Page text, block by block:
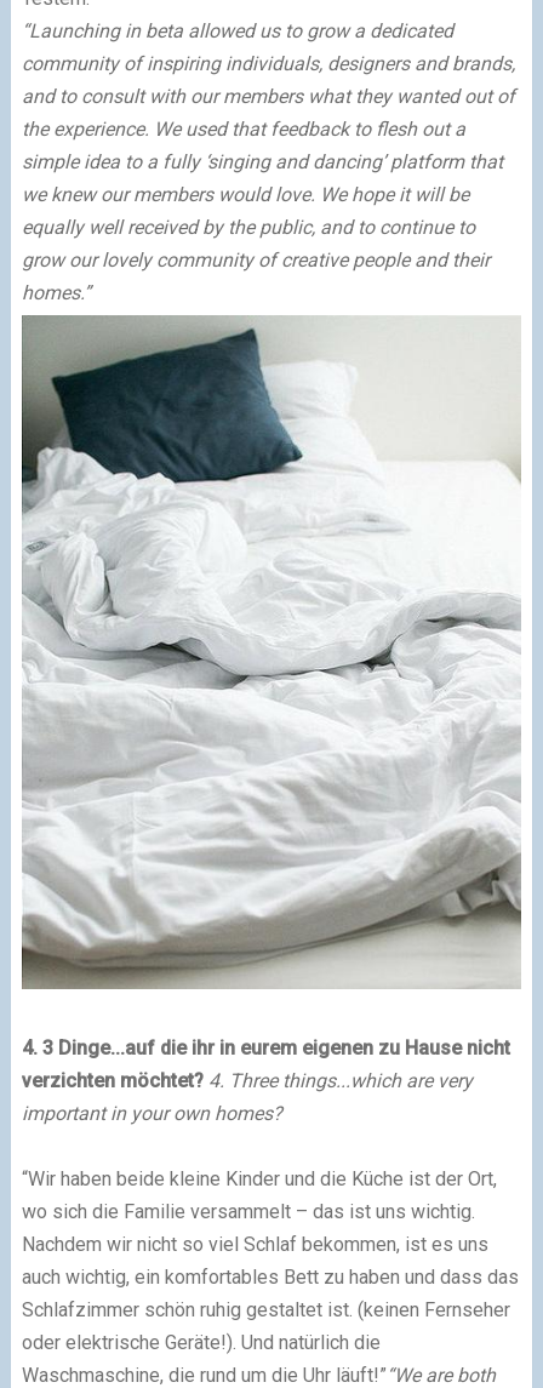
“Launching in beta allowed us to grow a dedicated
community of inspiring individuals, designers and brands,
and to consult with our members what they wanted out of
the experience. We used that feedback to flesh out a
simple idea to a fully ‘singing and dancing’ platform that
we knew our members would love. We hope it will be
equally well received by the public, and to continue to
grow our lovely community of creative people and their
homes.”
4. 3 Dinge...auf die ihr in eurem eigenen zu Hause nicht
verzichten möchtet? 4. Three things...which are very
important in your own homes?
“Wir haben beide kleine Kinder und die Küche ist der Ort,
wo sich die Familie versammelt – das ist uns wichtig.
Nachdem wir nicht so viel Schlaf bekommen, ist es uns
auch wichtig, ein komfortables Bett zu haben und dass das
Schlafzimmer schön ruhig gestaltet ist. (keinen Fernseher
oder elektrische Geräte!). Und natürlich die
Waschmaschine, die rund um die Uhr läuft!” “We are both